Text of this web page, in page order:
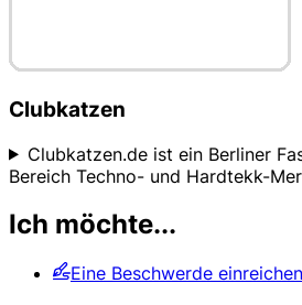
Clubkatzen
Clubkatzen.de ist ein Berliner
Bereich Techno- und Hardtekk-
Ich möchte...
Eine Beschwerde einreichen